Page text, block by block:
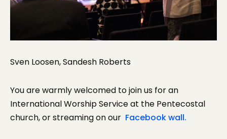
Sven Loosen, Sandesh Roberts
You are warmly welcomed to join us for an
International Worship Service at the Pentecostal
church, or streaming on our Facebook wall.